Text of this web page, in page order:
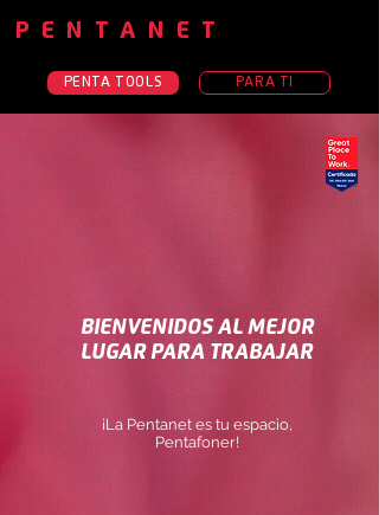
PENTANET
PARA TI
PENTA TOOLS
BIENVENIDOS AL MEJOR
LUGAR PARA TRABAJAR
¡La Pentanet es tu espacio,
Pentafoner!